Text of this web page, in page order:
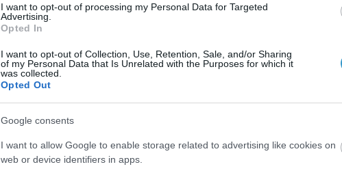
I want to opt-out of processing my Personal Data for Targeted
Advertising.
Opted In
I want to opt-out of Collection, Use, Retention, Sale, and/or Sharing
of my Personal Data that Is Unrelated with the Purposes for which it
was collected.
Opted Out
Google consents
I want to allow Google to enable storage related to advertising like cookies on
web or device identifiers in apps.